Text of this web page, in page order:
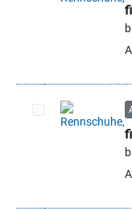
Artikel auswählen
Artikel auswählen